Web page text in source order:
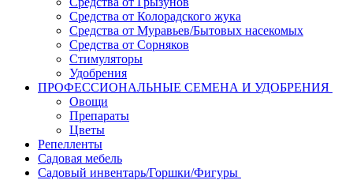
Средства от Колорадского жука
Средства от Муравьев/Бытовых насекомых
Средства от Сорняков
Стимуляторы
Удобрения
ПРОФЕССИОНАЛЬНЫЕ СЕМЕНА И УДОБРЕНИЯ
Овощи
Препараты
Цветы
Репелленты
Садовая мебель
Садовый инвентарь/Горшки/Фигуры